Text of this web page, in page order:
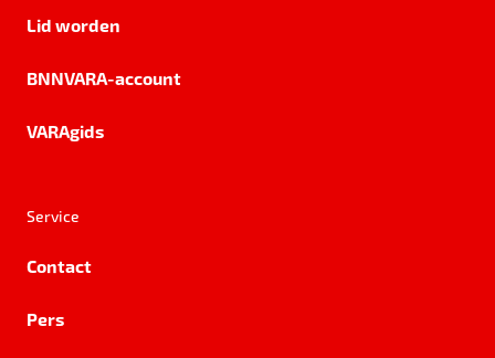
Lid worden
BNNVARA-account
VARAgids
Service
Contact
Pers